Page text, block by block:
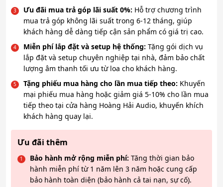
Ưu đãi mua trả góp lãi suất 0%: Hỗ trợ chương trình
mua trả góp không lãi suất trong 6-12 tháng, giúp
khách hàng dễ dàng tiếp cận sản phẩm có giá trị cao.
Miễn phí lắp đặt và setup hệ thống: Tặng gói dịch vụ
lắp đặt và setup chuyên nghiệp tại nhà, đảm bảo chất
lượng âm thanh tối ưu từ loa cho khách hàng.
Tặng phiếu mua hàng cho lần mua tiếp theo: Khuyến
mại phiếu mua hàng hoặc giảm giá 5-10% cho lần mua
tiếp theo tại cửa hàng Hoàng Hải Audio, khuyến khích
khách hàng quay lại.
Ưu đãi thêm
Bảo hành mở rộng miễn phí: Tăng thời gian bảo
hành miễn phí từ 1 năm lên 3 năm hoặc cung cấp
bảo hành toàn diện (bảo hành cả tai nạn, sự cố).